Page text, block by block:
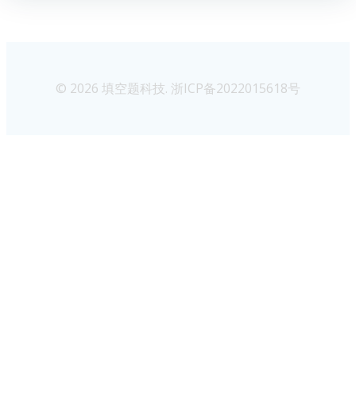
© 2026 填空题科技. 浙ICP备2022015618号